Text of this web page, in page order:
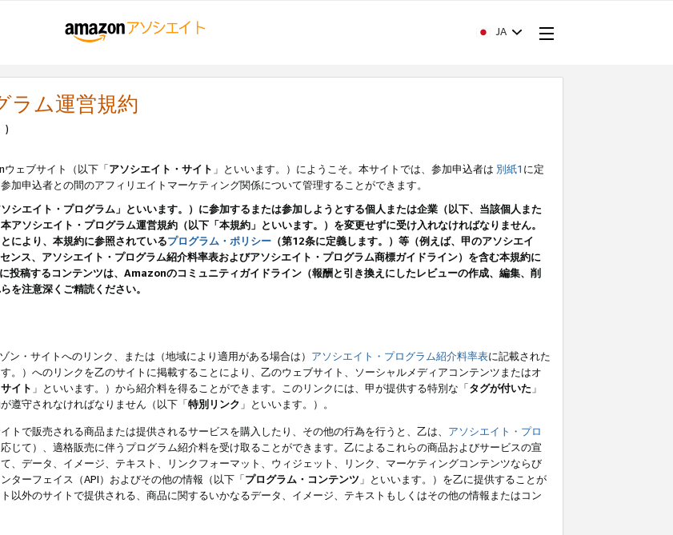
JA
ラム運営規約
)
ェブサイト（以下「アソシエイト・サイト 」といいます。）にようこそ。本サイトでは、参加申込者は 別紙1 に定
加申込者との間のアフィリエイトマーケティング関係について管理することができます。
シエイト・プログラム」といいます。）に参加するまたは参加しようとする個人または企業（以下、当該個人また
アソシエイト・プログラム運営規約（以下「本規約」といいます。）を変更せずに受け入れなければなりません。
により、本規約に参照されているプログラム・ポリシー （第12条に定義します。）等（例えば、甲のアソシエイ
ンス、アソシエイト・プログラム紹介料率表およびアソシエイト・プログラム商標ガイドライン）を含む本規約に
稿するコンテンツは、Amazonのコミュニティガイドライン（報酬と引き換えにしたレビューの作成、編集、削
を注意深くご精読ください。
ン・サイトへのリンク、または（地域により適用がある場合は） アソシエイト・プログラム紹介料率表に記載された
す。）へのリンクを乙のサイトに掲載することにより、乙のウェブサイト、ソーシャルメディアコンテンツまたはオ
サイト 」といいます。）から紹介料を得ることができます。このリンクには、甲が提供する特別な「タグが付いた 」
遵守されなければなりません（以下「特別リンク 」といいます。）。
トで販売される商品または提供されるサービスを購入したり、その他の行為を行うと、乙は、 アソシエイト・プロ
じて）、適格販売に伴うプログラム紹介料を受け取ることができます。乙によるこれらの商品およびサービスの宣
、データ、イメージ、テキスト、リンクフォーマット、ウィジェット、リンク、マーケティングコンテンツならび
ターフェイス（API）およびその他の情報（以下「プログラム・コンテンツ 」といいます。）を乙に提供することが
以外のサイトで提供される、商品に関するいかなるデータ、イメージ、テキストもしくはその他の情報またはコン